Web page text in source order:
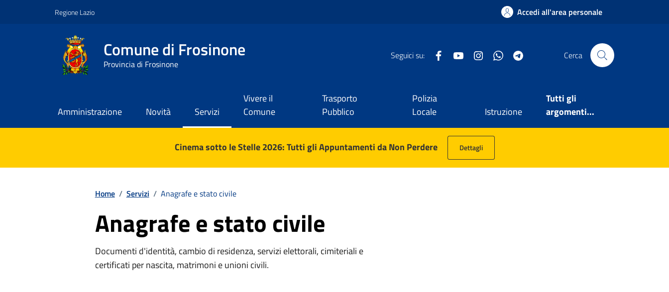
Regione Lazio Accedi all'area personale
Comune di Frosinone
Provincia di Frosinone
Seguici su: FacebookYouTube InstagramWhatsApp Cerca
Amministrazione Novità Servizi
Vivere il
Comune
Trasporto
Pubblico
Polizia
Locale
Istruzione
Tutti gli
argomenti...
Contenuti in evidenzaCinema sotto le Stelle 2026: Tutti gli Appuntamenti da Non Perdere Dettagli
Home / Servizi / Anagrafe e stato civile
Anagrafe e stato civile
Documenti d'identità, cambio di residenza, servizi elettorali, cimiteriali e
certificati per nascita, matrimoni e unioni civili.